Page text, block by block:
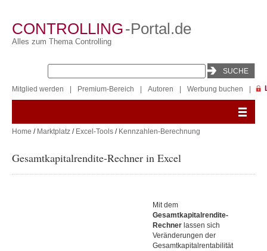
CONTROLLING-Portal.de
Alles zum Thema Controlling
Mitglied werden Premium-Bereich Autoren Werbung buchen
Home / Marktplatz / Excel-Tools / Kennzahlen-Berechnung
Gesamtkapitalrendite-Rechner in Excel
Mit dem
Gesamtkapitalrendite-
Rechner lassen sich
Veränderungen der
Gesamtkapitalrentabilität